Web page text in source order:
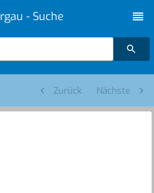
- Suche
Zurück Nächste